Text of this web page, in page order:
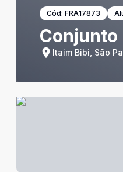
Cód: FRA17873
Conjunto
Itaim Bibi, São